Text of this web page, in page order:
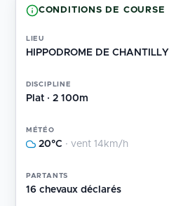
CONDITIONS DE COURSE
LIEU
HIPPODROME DE CHANTILLY
DISCIPLINE
Plat · 2 100m
MÉTÉO
20°C · vent 14km/h
PARTANTS
16 chevaux déclarés